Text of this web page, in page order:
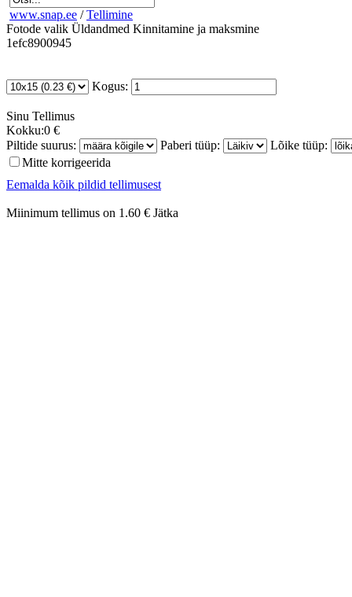
www.snap.ee / Tellimine
Fotode valik Üldandmed Kinnitamine ja maksmine
1efc8900945
Kogus:
Sinu Tellimus
Kokku:0 €
Piltide suurus:
Paberi tüüp:
Lõike tüüp:
Mitte korrigeerida
Eemalda kõik pildid tellimusest
Miinimum tellimus on 1.60 € Jätka